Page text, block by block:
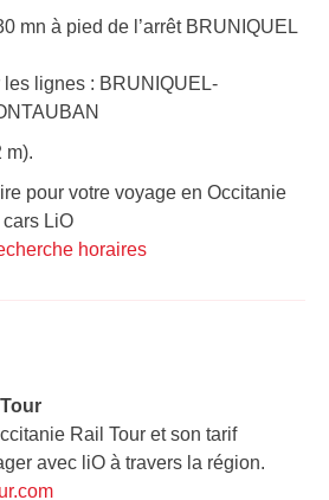
mn à pied de l’arrêt BRUNIQUEL
les lignes : BRUNIQUEL-
m).
pour votre voyage en Occitanie
LiO
horaires
Rail Tour et son tarif
avec liO à travers la région.